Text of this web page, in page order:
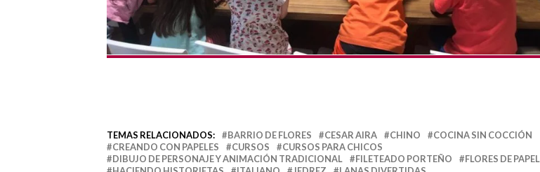
TEMAS RELACIONADOS: BARRIO DE FLORES CESAR AIRA CHINO
COCINA SIN COCCIÓN
CREANDO CON PAPELES
CURSOS
CURSOS PARA CHICOS
DIBUJO DE PERSONAJE Y ANIMACIÓN TRADICIONAL
FILETEADO PORTEÑO FLORES DE PAPEL